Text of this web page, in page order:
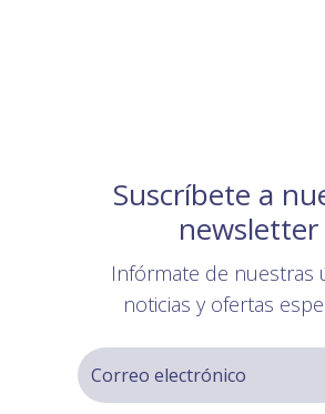
Suscríbete a
newsletter
Infórmate de nuestras
noticias y ofertas